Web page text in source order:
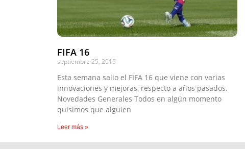
FIFA 16
septiembre 25, 2015
Esta semana salio el FIFA 16 que viene con varias
innovaciones y mejoras, respecto a años pasados.
Novedades Generales Todos en algún momento
quisimos que alguien
Leer más »